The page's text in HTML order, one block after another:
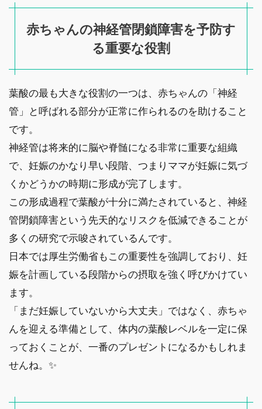
赤ちゃんの神経管閉鎖障害を予防す
る重要な役割
葉酸の最も大きな役割の一つは、赤ちゃんの「神経
管」と呼ばれる部分が正常に作られるのを助けること
です。
神経管は将来的に脳や脊髄になる非常に重要な組織
で、妊娠のかなり早い段階、つまりママが妊娠に気づ
くかどうかの時期に形成が完了します。
この形成過程で葉酸が十分に満たされていると、神経
管閉鎖障害という先天的なリスクを低減できることが
多くの研究で示唆されているんです。
日本では厚生労働省もこの重要性を強調しており、妊
娠を計画している段階からの摂取を強く呼びかけてい
ます。
「まだ妊娠していないから大丈夫」ではなく、赤ちゃ
んを迎える準備として、体内の葉酸レベルを一定に保
っておくことが、一番のプレゼントになるかもしれま
せんね。✨